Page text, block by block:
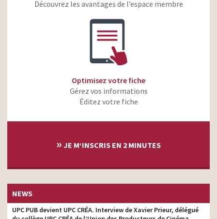
Zéro augmentation
producteur
producteur
producteur
producteur
MAAF – Qui peut
concurrencer la MAAF?
producteur
MMA Business Entreprisesproducteur
Découvrez les avantages de l’espace membre
Optimisez votre fiche
Gérez vos informations
Éditez votre fiche
» JE M‘INSCRIS EN 2 MINUTES
NEWS
UPC PUB devient UPC CRÉA. Interview de Xavier Prieur, délégué